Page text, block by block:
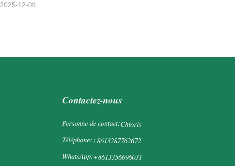
2025-12-09
Contactez-nous
Personne de contact:Chloris
Téléphone:+8613287762672
WhatsApp:+8613356696031